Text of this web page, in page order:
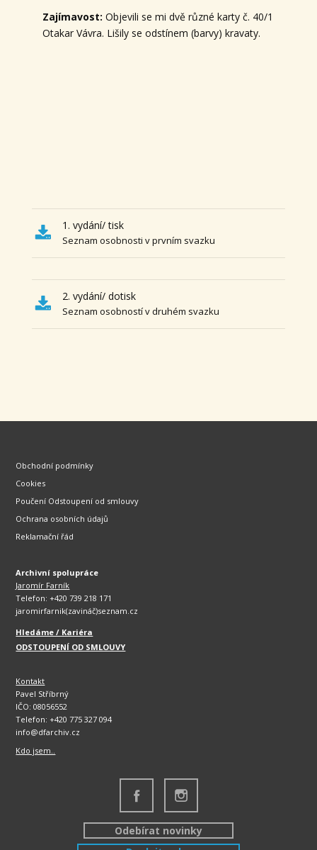
Zajímavost: Objevili se mi dvě různé karty č. 40/1
Otakar Vávra. Lišily se odstínem (barvy) kravaty.
1. vydání/ tisk
Seznam osobnosti v prvním svazku
2. vydání/ dotisk
Seznam osobností v druhém svazku
Obchodní podmínky
Cookies
Poučení Odstoupení od smlouvy
Ochrana osobních údajů
Reklamační řád
Archivní spolupráce
Jaromír Farník
Telefon: +420 739 218 171
jaromirfarnik(zavináč)seznam.cz
Hledáme / Kariéra
ODSTOUPENÍ OD SMLOUVY
Kontakt
Pavel Stříbrný
IČO: 08056552
Telefon: +420 775 327 094
info@dfarchiv.cz
Kdo jsem..
Odebírat novinky